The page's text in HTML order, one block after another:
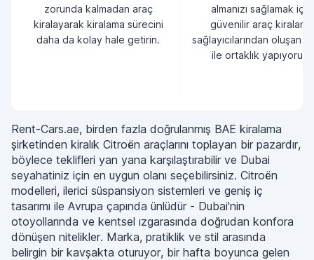
zorunda kalmadan araç
kiralayarak kiralama sürecini
daha da kolay hale getirin.
almanızı sağlamak için
güvenilir araç kiralama
sağlayıcılarından oluşan
ile ortaklık yapıyoruz.
Rent-Cars.ae, birden fazla doğrulanmış BAE kiralama
şirketinden kiralık Citroën araçlarını toplayan bir pazardır,
böylece teklifleri yan yana karşılaştırabilir ve Dubai
seyahatiniz için en uygun olanı seçebilirsiniz. Citroën
modelleri, ilerici süspansiyon sistemleri ve geniş iç
tasarımı ile Avrupa çapında ünlüdür - Dubai'nin
otoyollarında ve kentsel ızgarasında doğrudan konfora
dönüşen nitelikler. Marka, pratiklik ve stil arasında
belirgin bir kavşakta oturuyor, bir hafta boyunca gelen